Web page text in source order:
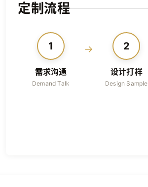
定制流程
1
需求沟通
Demand Talk
→ 2
设计打样
Design Sample